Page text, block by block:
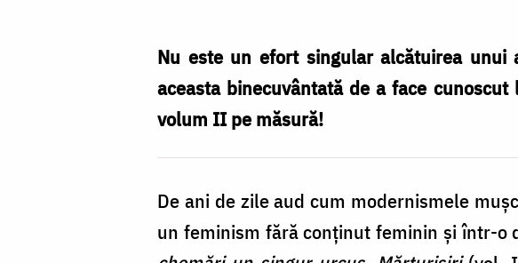
Nu este un efort singular alcătuirea
aceasta binecuvântată de a face
volum II pe măsură!
De ani de zile aud cum modernismele
un feminism fără conținut feminin și într-o